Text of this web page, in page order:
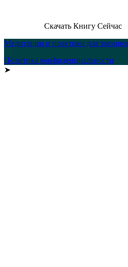
Скачать Книгу Сейчас
Медитации и практики для
Политика конфиденциальности
➤